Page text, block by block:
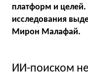
платформ и
исследования
Мирон Малафай.
ИИ-поиском